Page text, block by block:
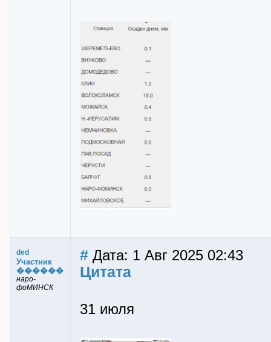
ded
Участник
������
наро-
фоМИНСК
# Дата: 1 Авг 2025 02:43
Цитата
31 июля